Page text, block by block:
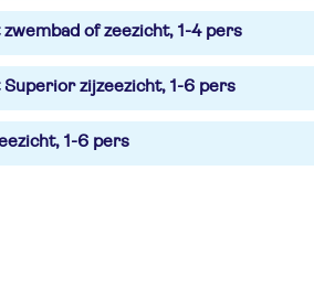
of zeezicht, 1-4 pers
zijzeezicht, 1-6 pers
1-6 pers